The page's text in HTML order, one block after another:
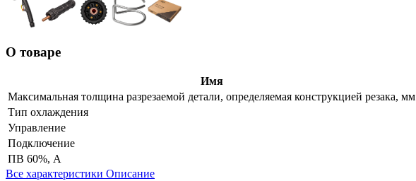
О товаре
Имя
Максимальная толщина разрезаемой детали, определяемая конструкцией резака, мм
Тип охлаждения
Управление
Подключение
ПВ 60%, А
Все характеристики Описание